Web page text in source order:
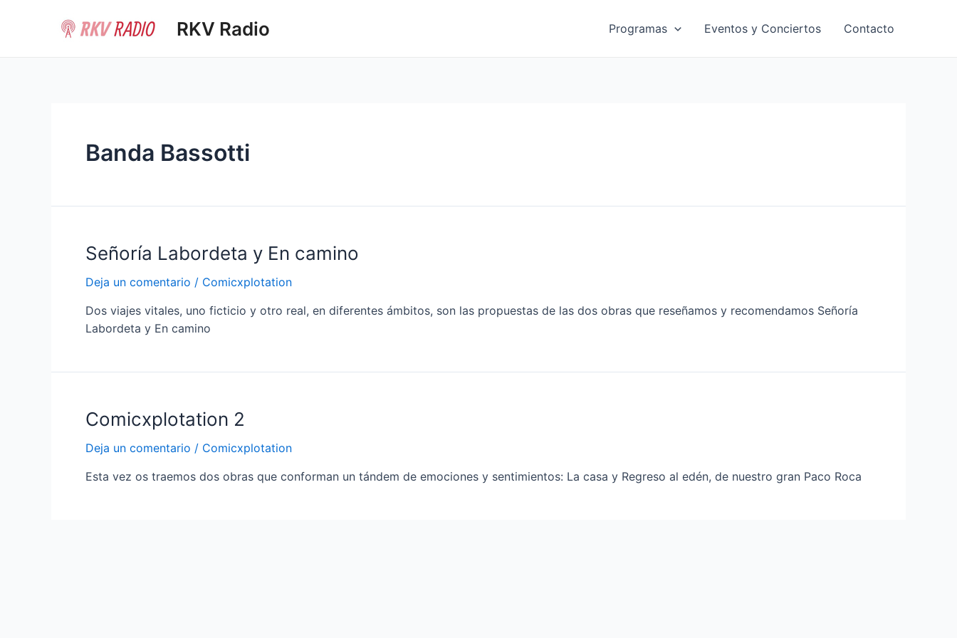
RKV Radio Programas Eventos y Conciertos Contacto
Banda Bassotti
Señoría Labordeta y En camino
Deja un comentario / Comicxplotation
Dos viajes vitales, uno ficticio y otro real, en diferentes ámbitos, son las propuestas de las dos obras que reseñamos y recomendamos Señoría
Labordeta y En camino
Comicxplotation 2
Deja un comentario / Comicxplotation
Esta vez os traemos dos obras que conforman un tándem de emociones y sentimientos: La casa y Regreso al edén, de nuestro gran Paco Roca